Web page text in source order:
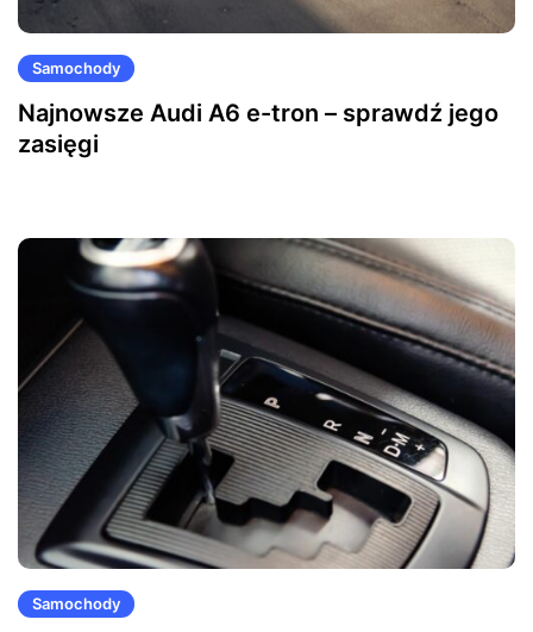
Samochody
Najnowsze Audi A6 e-tron – sprawdź jego
zasięgi
Samochody